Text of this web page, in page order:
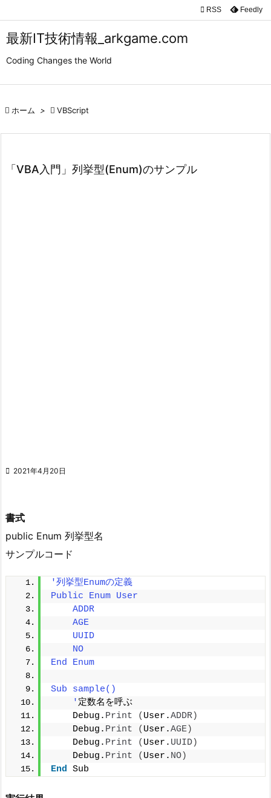
最新IT技術情報_arkgame.com
Coding Changes the World


 RSS Feedly
 ホーム >  VBScript
「VBA入門」列挙型(Enum)のサンプル
 2021年4月20日
書式
public Enum 列挙型名
サンプルコード
'列挙型Enumの定義
Public Enum User
    ADDR
    AGE
    UUID
    NO
End Enum
Sub sample()
    '
定数名を呼ぶ
    Debug.
Print ( User.ADDR)
    Debug.
Print ( User.AGE)
    Debug.
Print ( User. UUID)
    Debug.
Print ( User. NO)
End Sub